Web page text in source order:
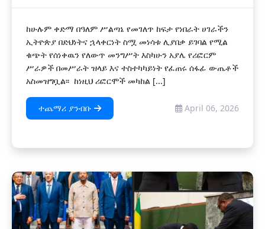
ከሁሉም ቀድማ በዓለም ሥልጣኔ የመገለጥ ከፍታ የነበራት ሀገራችን
ኢትዮጵያ በድህነትና ኋላቀርነት ስሟ መነሳቱ ሊያበቃ ይገባል የሚል
ቁጭት የሰነቀዉን የለውጥ መንግሥት እስካሁን አያሌ የሪፎርም
ሥራዎች በመሥራት ዝላይ እና ተስተካካይነት የፈጠሩ ሰፋፊ ውጤቶች
አስመዝግቧል፡፡ ከነዚህ ሪፎርሞች መካከል [...]
ተጨማሪ ያንብቡ April 06, 2026